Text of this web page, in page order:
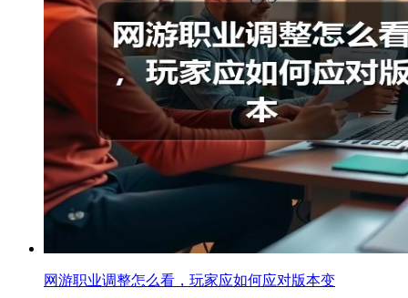
网游职业调整怎么看，玩家应如何应对版本变